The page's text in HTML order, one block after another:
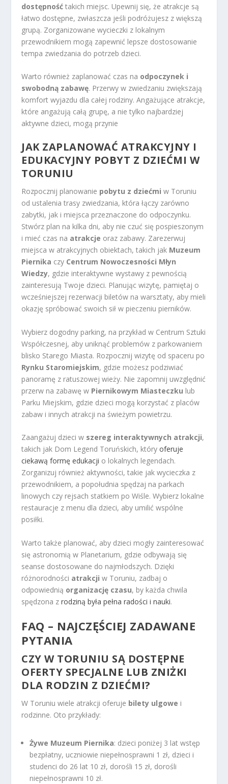
dostępność takich miejsc. Upewnij się, że atrakcje są
łatwo dostępne, zwłaszcza jeśli podróżujesz z większą
grupą. Zorganizowane wycieczki z lokalnym
przewodnikiem mogą zapewnić lepsze dostosowanie
tempa zwiedzania do potrzeb dzieci.
Warto również zaplanować czas na odpoczynek i
swobodną zabawę. Przerwy w zwiedzaniu zwiększają
komfort wyjazdu dla całej rodziny. Angażujące atrakcje,
które angażują całą grupę, a nie tylko najbardziej
aktywne dzieci, mogą przynie
JAK ZAPLANOWAĆ ATRAKCYJNY I
EDUKACYJNY POBYT Z DZIEĆMI W
TORUNIU
Rozpocznij planowanie pobytu z dziećmi w Toruniu
od ustalenia trasy zwiedzania, która łączy zarówno
zabytki, jak i miejsca przeznaczone do odpoczynku.
Stwórz plan na kilka dni, aby nie czuć się pospieszonym
i mieć czas na atrakcje oraz zabawy. Zarezerwuj
miejsca w atrakcyjnych obiektach, takich jak Muzeum
Piernika czy Centrum Nowoczesności Młyn
Wiedzy, gdzie interaktywne wystawy z pewnością
zainteresują Twoje dzieci. Planując wizytę, pamiętaj o
wcześniejszej rezerwacji biletów na warsztaty, aby mieli
okazję spróbować swoich sił w pieczeniu pierników.
Wybierz dogodny parking, na przykład w Centrum Sztuki
Współczesnej, aby uniknąć problemów z parkowaniem
blisko Starego Miasta. Rozpocznij wizytę od spaceru po
Rynku Staromiejskim, gdzie możesz podziwiać
panoramę z ratuszowej wieży. Nie zapomnij uwzględnić
przerw na zabawę w Piernikowym Miasteczku lub
Parku Miejskim, gdzie dzieci mogą korzystać z placów
zabaw i innych atrakcji na świeżym powietrzu.
Zaangażuj dzieci w szereg interaktywnych atrakcji,
takich jak Dom Legend Toruńskich, któryoferuje
ciekawą formę edukacji o lokalnych legendach.
Zorganizuj również aktywności, takie jak wycieczka z
przewodnikiem, a popołudnia spędzaj na parkach
linowych czy rejsach statkiem po Wiśle. Wybierz lokalne
restauracje z menu dla dzieci, aby umilić wspólne
posiłki.
Warto także planować, aby dzieci mogły zainteresować
się astronomią w Planetarium, gdzie odbywają się
seanse dostosowane do najmłodszych. Dzięki
różnorodności atrakcji w Toruniu, zadbaj o
odpowiednią organizację czasu, by każda chwila
spędzona zrodziną była pełna radości i nauki.
FAQ – NAJCZĘŚCIEJ ZADAWANE
PYTANIA
CZY W TORUNIU SĄ DOSTĘPNE
OFERTY SPECJALNE LUB ZNIŻKI
DLA RODZIN Z DZIEĆMI?
W Toruniu wiele atrakcji oferuje bilety ulgowe i
rodzinne. Oto przykłady:
Żywe Muzeum Piernika: dzieci poniżej 3 lat wstęp
bezpłatny, uczniowie niepełnosprawni 1 zł, dzieci i
studenci do 26 lat 10 zł, dorośli 15 zł, dorośli
niepełnosprawni 10 zł.